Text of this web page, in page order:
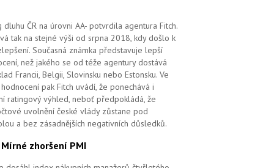
dluhu ČR na úrovni AA- potvrdila agentura Fitch.
tak na stejné výši od srpna 2018, kdy došlo k
Současná známka představuje lepší
než jakého se od téže agentury dostává
Francii, Belgii, Slovinsku nebo Estonsku. Ve
pak Fitch uvádí, že ponechává i
ratingový výhled, neboť předpokládá, že
uvolnění české vlády zůstane pod
a bez zásadnějších negativních důsledků.
Mírné zhoršení PMI